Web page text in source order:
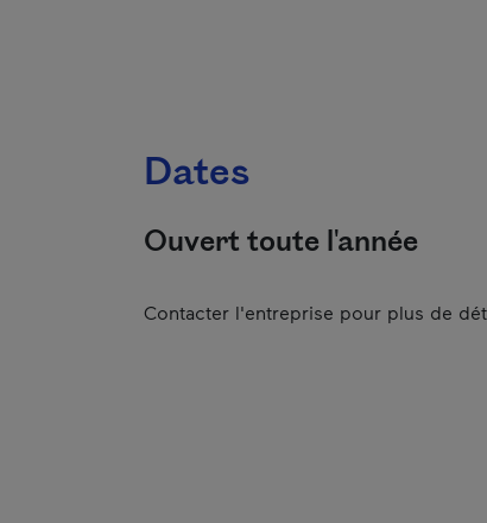
Dates
Ouvert toute l'année
Contacter l'entreprise pour plus de